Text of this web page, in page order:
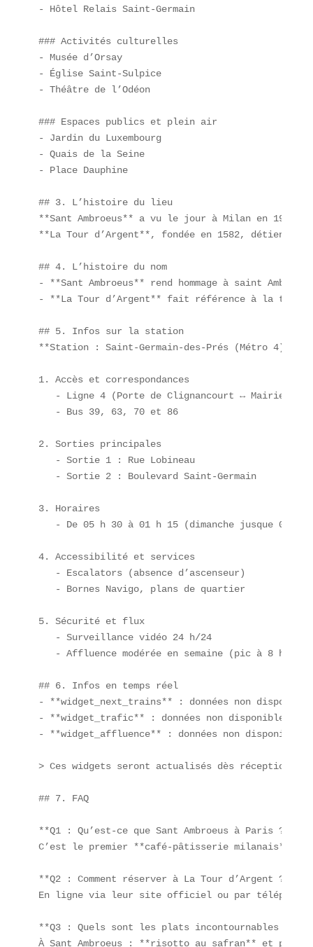
- Hôtel Relais Saint-Germain
### Activités culturelles
- Musée d’Orsay
- Église Saint-Sulpice
- Théâtre de l’Odéon
### Espaces publics et plein air
- Jardin du Luxembourg
- Quais de la Seine
- Place Dauphine
## 3. L’histoire du lieu
**Sant Ambroeus** a vu le jour à Milan en
**La Tour d’Argent**, fondée en 1582, détient
## 4. L’histoire du nom
- **Sant Ambroeus** rend hommage à saint
- **La Tour d’Argent** fait référence à la tour
## 5. Infos sur la station
**Station : Saint-Germain-des-Prés (Métro 4)**
1. Accès et correspondances
- Ligne 4 (Porte de Clignancourt ↔ Mairie
   - Bus 39, 63, 70 et 86
2. Sorties principales
   - Sortie 1 : Rue Lobineau
   - Sortie 2 : Boulevard Saint-Germain
3. Horaires
- De 05 h 30 à 01 h 15 (dimanche jusque 00
4. Accessibilité et services
   - Escalators (absence d’ascenseur)
   - Bornes Navigo, plans de quartier
5. Sécurité et flux
   - Surveillance vidéo 24 h/24
- Affluence modérée en semaine (pic à 8 h
## 6. Infos en temps réel
- **widget_next_trains** : données non
- **widget_trafic** : données non disponibles
- **widget_affluence** : données non
> Ces widgets seront actualisés dès réception
## 7. FAQ
**Q1 : Qu’est-ce que Sant Ambroeus à Paris ?**
C’est le premier **café-pâtisserie milanais** à
**Q2 : Comment réserver à La Tour d’Argent ?**
En ligne via leur site officiel ou par téléphone.
**Q3 : Quels sont les plats incontournables ?**
À Sant Ambroeus : **risotto au safran** et